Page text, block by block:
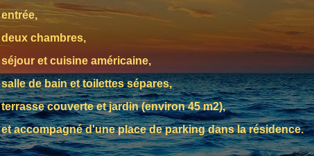
entrée,
deux chambres,
séjour et cuisine américaine,
salle de bain et toilettes sépares,
terrasse couverte et jardin (environ 45 m2),
et accompagné d'une place de parking dans la résidence.